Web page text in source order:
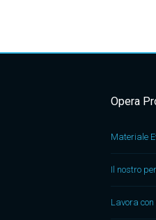
Opera
Materiale
Il nostro
Lavora con